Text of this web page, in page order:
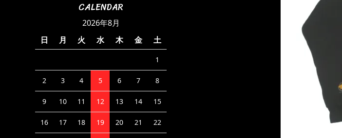
CALENDAR
2026年8月
日
月 火 水 木 金 土
1
2 3 4 5 6 7 8
9 10 11 12 13 14 15
16 17 18 19 20 21 22